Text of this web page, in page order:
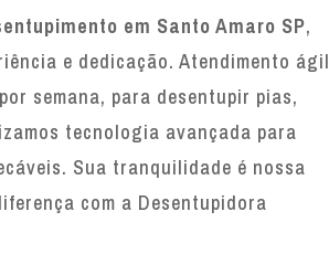
em Santo Amaro SP,
e dedicação. Atendimento ágil
semana, para desentupir pias,
tecnologia avançada para
Sua tranquilidade é nossa
com a Desentupidora